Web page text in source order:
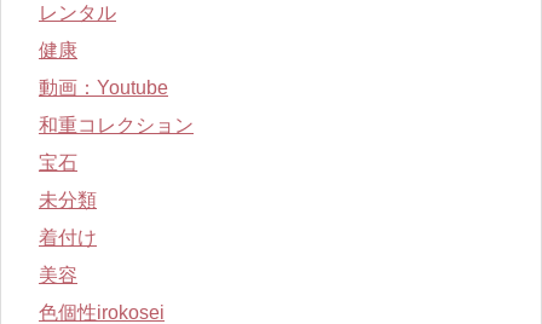
レンタル
健康
動画：Youtube
和重コレクション
宝石
未分類
着付け
美容
色個性irokosei